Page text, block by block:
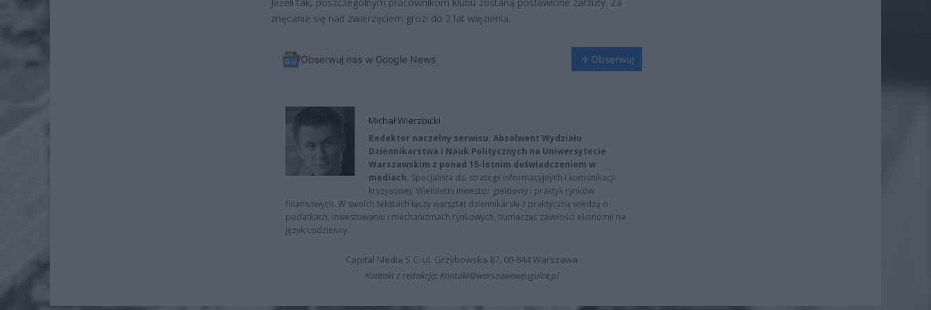
Jeżeli tak, poszczególnym pracownikom klubu zostaną postawione zarzuty. Za
znęcanie się nad zwierzęciem grozi do 2 lat więzienia.
Obserwuj nas w Google News Obserwuj
Michał Wierzbicki
Redaktor naczelny serwisu. Absolwent Wydziału
Dziennikarstwa i Nauk Politycznych na Uniwersytecie
Warszawskim z ponad 15-letnim doświadczeniem w
mediach. Specjalista ds. strategii informacyjnych i komunikacji
kryzysowej. Wieloletni inwestor giełdowy i praktyk rynków
finansowych. W swoich tekstach łączy warsztat dziennikarski z praktyczną wiedzą o
podatkach, inwestowaniu i mechanizmach rynkowych, tłumacząc zawiłości ekonomii na
język codzienny.
Capital Media S.C. ul. Grzybowska 87, 00-844 Warszawa
Kontakt z redakcją: Kontakt@warszawawpigulce.pl